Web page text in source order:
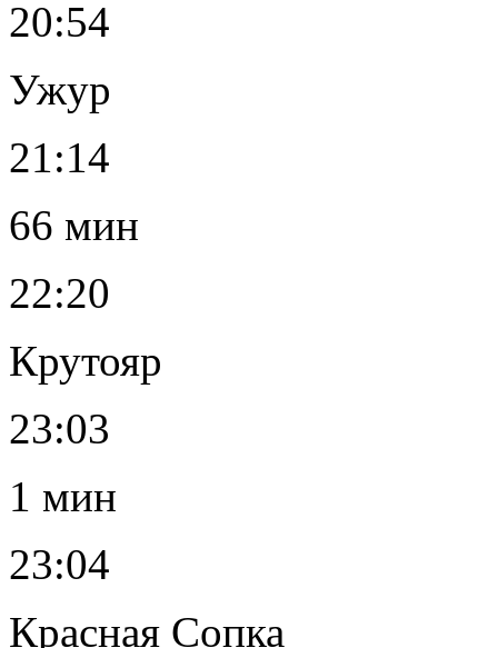
20:54
Ужур
21:14
66 мин
22:20
Крутояр
23:03
1 мин
23:04
Красная Сопка